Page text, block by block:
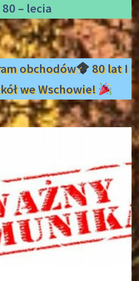
80 – lecia
obchodów
80 lat I
we Wschowie!